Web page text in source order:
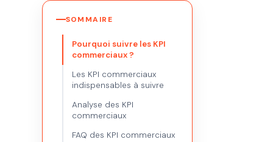
SOMMAIRE
Pourquoi suivre les KPI
commerciaux ?
Les KPI commerciaux
indispensables à suivre
Analyse des KPI
commerciaux
FAQ des KPI commerciaux